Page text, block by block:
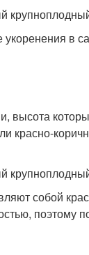
в
высота
красно-
собой